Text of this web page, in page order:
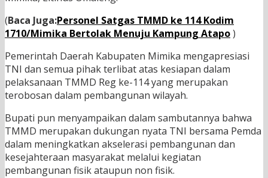
(Baca Juga:Personel Satgas TMMD ke 114 Kodim
1710/Mimika Bertolak Menuju Kampung Atapo)
Pemerintah Daerah Kabupaten Mimika mengapresiasi
TNI dan semua pihak terlibat atas kesiapan dalam
pelaksanaan TMMD Reg ke-114 yang merupakan
terobosan dalam pembangunan wilayah.
Bupati pun menyampaikan dalam sambutannya bahwa
TMMD merupakan dukungan nyata TNI bersama Pemda
dalam meningkatkan akselerasi pembangunan dan
kesejahteraan masyarakat melalui kegiatan
pembangunan fisik ataupun non fisik.